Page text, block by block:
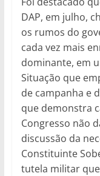
DAP, em julho,
os rumos do
cada vez mais
dominante, em
Situação que
de campanha e
que demonstra
Congresso não
discussão da
Constituinte
tutela militar